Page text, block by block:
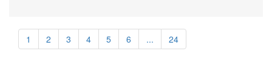
1 2 3 4 5 6 ... 24